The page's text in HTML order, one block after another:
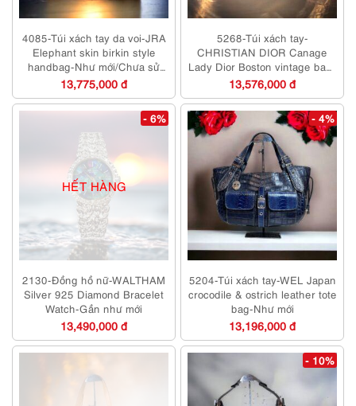
4085-Túi xách tay da voi-JRA
Elephant skin birkin style
handbag-Như mới/Chưa sử
dụng
13,775,000 đ
5268-Túi xách tay-
CHRISTIAN DIOR Canage
Lady Dior Boston vintage bag-
Khá mới
13,576,000 đ
HẾT HÀNG
- 6%
2130-Đồng hồ nữ-WALTHAM
Silver 925 Diamond Bracelet
Watch-Gần như mới
13,490,000 đ
- 4%
5204-Túi xách tay-WEL Japan
crocodile & ostrich leather tote
bag-Như mới
13,196,000 đ
- 10%